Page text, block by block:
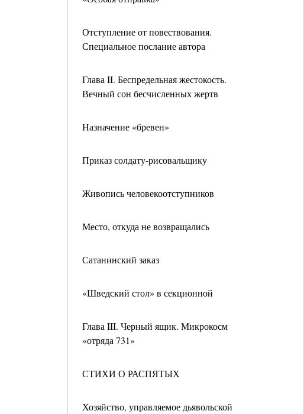
Отступление от повествования.
Специальное послание автора
Глава II. Беспредельная жестокость.
Вечный сон бесчисленных жертв
Назначение «бревен»
Приказ солдату-рисовальщику
Живопись человекоотступников
Место, откуда не возвращались
Сатанинский заказ
«Шведский стол» в секционной
Глава III. Черный ящик. Микрокосм
«отряда 731»
СТИХИ О РАСПЯТЫХ
Хозяйство, управляемое дьявольской